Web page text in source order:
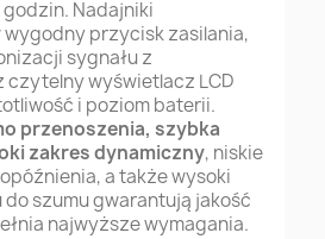
Nadajniki
wygodny przycisk zasilania,
sygnału z
czytelny wyświetlacz LCD
i poziom baterii.
przenoszenia, szybka
zakres dynamiczny, niskie
a także wysoki
do szumu gwarantują jakość
najwyższe wymagania.